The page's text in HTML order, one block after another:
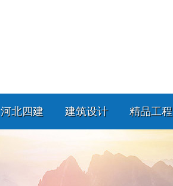
河北四建 建筑设计 精品工程